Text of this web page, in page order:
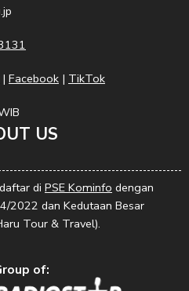
| Facebook | TikTok
US
di PSE Kominfo dengan
2022 dan Kedutaan Besar
Tour & Travel).
of: